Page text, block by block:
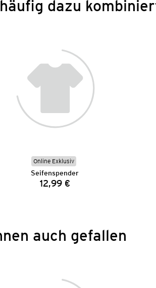
dazu
Online Exklusiv
Seifenspender
Preis:
12,99 €
auch gefallen